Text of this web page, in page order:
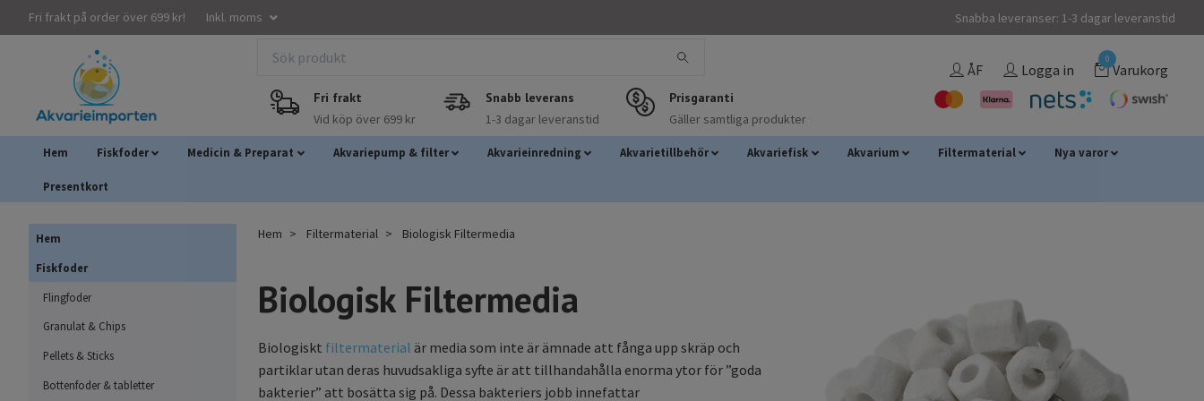
Fri frakt på order över 699 kr! Inkl. moms Snabba leveranser: 1-3 dagar leveranstid
Fri frakt
Vid köp över 699 kr
Snabb leverans
1-3 dagar leveranstid
Prisgaranti
Gäller samtliga produkter
ÅF Logga in
0
Varukorg
Hem Fiskfoder Medicin & Preparat Akvariepump & filter Akvarieinredning Akvarietillbehör Akvariefisk Akvarium Filtermaterial Nya varor
Presentkort
Hem
Fiskfoder
Flingfoder
Granulat & Chips
Pellets & Sticks
Bottenfoder & tabletter
Hem Filtermaterial Biologisk Filtermedia
Biologisk Filtermedia
Biologiskt filtermaterial är media som inte är ämnade att fånga upp skräp och
partiklar utan deras huvudsakliga syfte är att tillhandahålla enorma ytor för ”goda
bakterier” att bosätta sig på. Dessa bakteriers jobb innefattar